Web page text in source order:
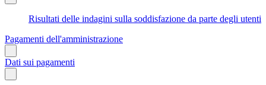
Risultati delle indagini sulla soddisfazione da parte degli utenti
Pagamenti dell'amministrazione
Dati sui pagamenti